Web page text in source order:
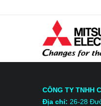
CÔNG TY TNHH
Địa chỉ: 26-28